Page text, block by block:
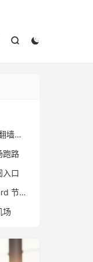


iPhone 翻墙软件
跑路
入口
Surfboard 节点推荐
场